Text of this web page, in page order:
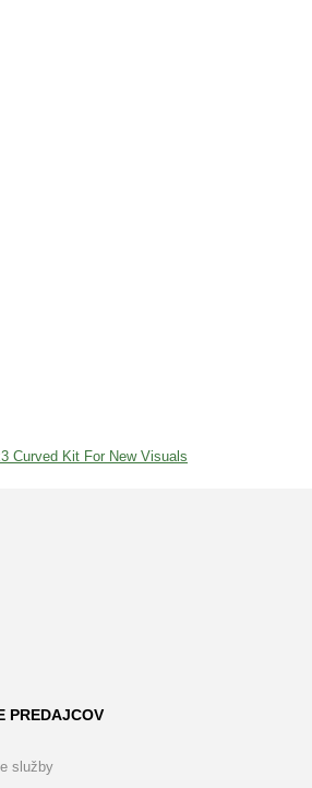
Curved Kit For New Visuals
PREDAJCOV
služby